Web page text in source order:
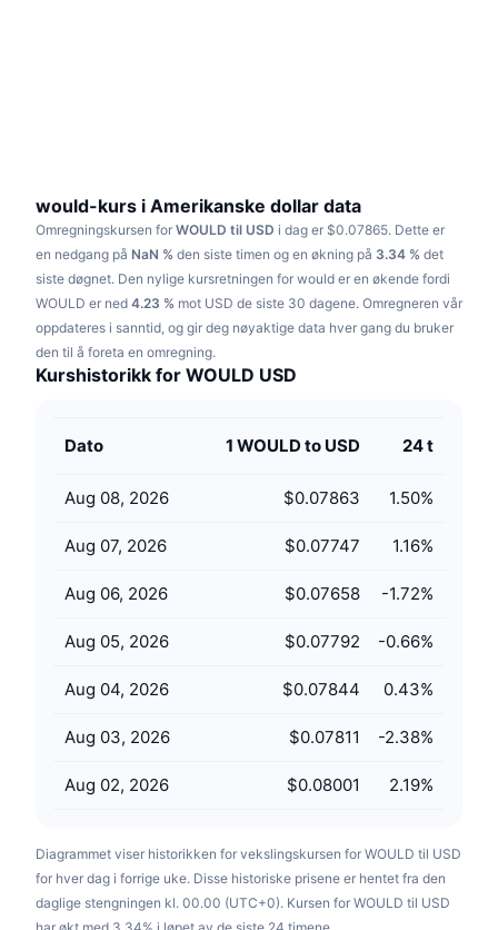
Idrett
Finans
Teknologi
Teknisk analyse
RSI
MACD
Derivater
Forskning
Videoer
Ordbok
Kampanjer
Lær og tjen
Kalendere
ICO-kalender
would-kurs i Amerikanske dollar data
Omregningskursen for WOULD til USD i dag er $0.07865. Dette er
en nedgang på NaN % den siste timen og en økning på 3.34 % det
siste døgnet. Den nylige kursretningen for would er en økende fordi
WOULD er ned 4.23 % mot USD de siste 30 dagene. Omregneren vår
oppdateres i sanntid, og gir deg nøyaktige data hver gang du bruker
den til å foreta en omregning.
Kurshistorikk for WOULD USD
Dato 1 WOULD to USD 24 t
Aug 08, 2026 $0.07863 1.50%
Aug 07, 2026 $0.07747 1.16%
Aug 06, 2026 $0.07658 -1.72%
Aug 05, 2026 $0.07792 -0.66%
Aug 04, 2026 $0.07844 0.43%
Aug 03, 2026 $0.07811 -2.38%
Aug 02, 2026 $0.08001 2.19%
Diagrammet viser historikken for vekslingskursen for WOULD til USD
for hver dag i forrige uke. Disse historiske prisene er hentet fra den
daglige stengningen kl. 00.00 (UTC+0). Kursen for WOULD til USD